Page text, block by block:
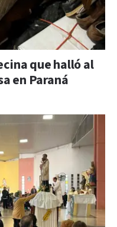
que halló al
en Paraná